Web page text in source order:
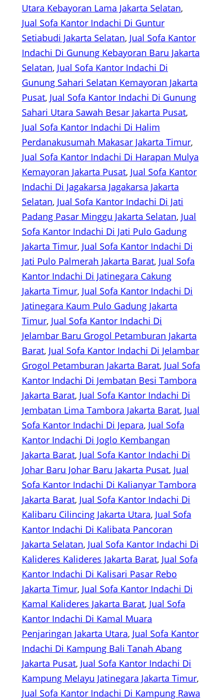
Utara Kebayoran Lama Jakarta Selatan
Jual Sofa Kantor Indachi Di Guntur
Setiabudi Jakarta Selatan, Jual Sofa Kantor
Indachi Di Gunung Kebayoran Baru Jakarta
Selatan, Jual Sofa Kantor Indachi Di
Gunung Sahari Selatan Kemayoran Jakarta
Pusat, Jual Sofa Kantor Indachi Di Gunung
Sahari Utara Sawah Besar Jakarta Pusat
Jual Sofa Kantor Indachi Di Halim
Perdanakusumah Makasar Jakarta Timur
Jual Sofa Kantor Indachi Di Harapan Mulya
Kemayoran Jakarta Pusat, Jual Sofa Kantor
Indachi Di Jagakarsa Jagakarsa Jakarta
Selatan, Jual Sofa Kantor Indachi Di Jati
Padang Pasar Minggu Jakarta Selatan, Jual
Sofa Kantor Indachi Di Jati Pulo Gadung
Jakarta Timur, Jual Sofa Kantor Indachi Di
Jati Pulo Palmerah Jakarta Barat, Jual Sofa
Kantor Indachi Di Jatinegara Cakung
Jakarta Timur, Jual Sofa Kantor Indachi Di
Jatinegara Kaum Pulo Gadung Jakarta
Timur, Jual Sofa Kantor Indachi Di
Jelambar Baru Grogol Petamburan Jakarta
Barat, Jual Sofa Kantor Indachi Di Jelambar
Grogol Petamburan Jakarta Barat, Jual Sofa
Kantor Indachi Di Jembatan Besi Tambora
Jakarta Barat, Jual Sofa Kantor Indachi Di
Jembatan Lima Tambora Jakarta Barat, Jual
Sofa Kantor Indachi Di Jepara, Jual Sofa
Kantor Indachi Di Joglo Kembangan
Jakarta Barat, Jual Sofa Kantor Indachi Di
Johar Baru Johar Baru Jakarta Pusat, Jual
Sofa Kantor Indachi Di Kalianyar Tambora
Jakarta Barat, Jual Sofa Kantor Indachi Di
Kalibaru Cilincing Jakarta Utara, Jual Sofa
Kantor Indachi Di Kalibata Pancoran
Jakarta Selatan, Jual Sofa Kantor Indachi Di
Kalideres Kalideres Jakarta Barat, Jual Sofa
Kantor Indachi Di Kalisari Pasar Rebo
Jakarta Timur, Jual Sofa Kantor Indachi Di
Kamal Kalideres Jakarta Barat, Jual Sofa
Kantor Indachi Di Kamal Muara
Penjaringan Jakarta Utara, Jual Sofa Kantor
Indachi Di Kampung Bali Tanah Abang
Jakarta Pusat, Jual Sofa Kantor Indachi Di
Kampung Melayu Jatinegara Jakarta Timur
Jual Sofa Kantor Indachi Di Kampung Rawa